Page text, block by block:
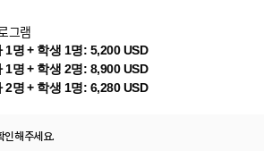
그램
1명 + 학생 1명: 5,200 USD
1명 + 학생 2명: 8,900 USD
2명 + 학생 1명: 6,280 USD
인해주세요.